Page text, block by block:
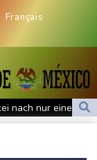
Français
nach nur einem